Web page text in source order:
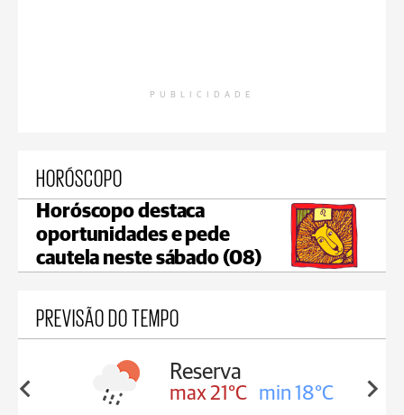
PUBLICIDADE
HORÓSCOPO
Horóscopo destaca
oportunidades e pede
cautela neste sábado (08)
PREVISÃO DO TEMPO
18°C
Irati
max 20°C min 18°C